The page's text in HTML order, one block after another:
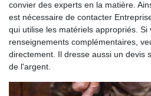
convier des experts en la matière.
est nécessaire de contacter
qui utilise les matériels appropriés. Si
renseignements complémentaires,
directement. Il dresse aussi un devis
de l'argent.